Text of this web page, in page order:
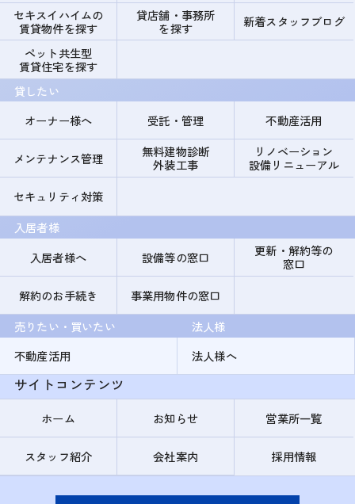
セキスイハイムの
賃貸物件を探す
貸店舗・事務所
を探す
新着スタッフブログ
ペット共生型
賃貸住宅を探す
貸したい
オーナー様へ
受託・管理 不動産活用
メンテナンス管理
無料建物診断
外装工事
リノベーション
設備リニューアル
セキュリティ対策
入居者様
入居者様へ
設備等の窓口
更新・解約等の
窓口
解約のお手続き
事業用物件の窓口
売りたい・買いたい
不動産活用
法人様
法人様へ
サイトコンテンツ
ホーム お知らせ 営業所一覧
スタッフ紹介 会社案内 採用情報